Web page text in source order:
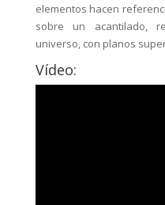
elementos hacen
sobre un acantilado,
universo, con planos
Vídeo: